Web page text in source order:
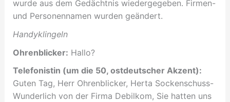
wurde aus dem Gedächtnis wiedergegeben. Firmen-
und Personennamen wurden geändert.
Handyklingeln
Ohrenblicker: Hallo?
Telefonistin (um die 50, ostdeutscher Akzent):
Guten Tag, Herr Ohrenblicker, Herta Sockenschuss-
Wunderlich von der Firma Debilkom, Sie hatten uns